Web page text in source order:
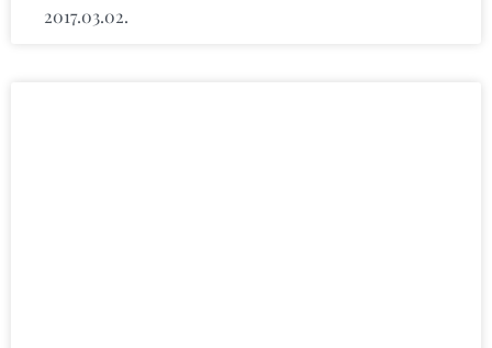
2017.03.02.